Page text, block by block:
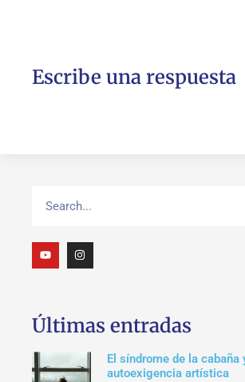
Escribe una respuesta
Últimas entradas
El síndrome de la cabaña
autoexigencia artística